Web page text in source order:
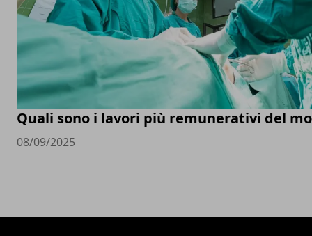
Quali sono i lavori più remunerativi del
08/09/2025